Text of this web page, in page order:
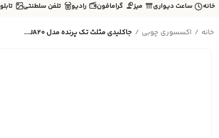
خانه ساعت دیواری میز گرامافون رادیو تلفن سلطنتی تابلو
خانه اکسسوری چوبی جاکلیدی مثلث تک پرنده مدل JA20...